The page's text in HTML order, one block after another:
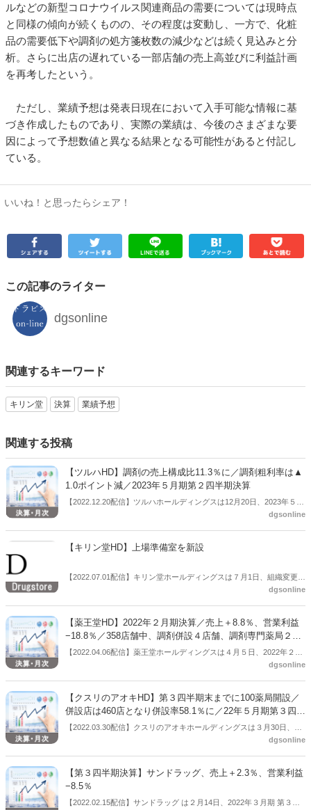
ルなどの新型コロナウイルス関連商品の需要については現時点
と同様の傾向が続くものの、その程度は変動し、一方で、化粧
品の需要低下や調剤の処方箋枚数の減少などは続く見込みと分
析。さらに出店の遅れている一部店舗の売上高並びに利益計画
を再考したという。
ただし、業績予想は発表日現在において入手可能な情報に基
づき作成したものであり、実際の業績は、今後のさまざまな要
因によって予想数値と異なる結果となる可能性があると付記し
ている。
いいね！と思ったらシェア！
この記事のライター
dgsonline
関連するキーワード
キリン堂 決算 業績予想
関連する投稿
【ツルハHD】調剤の売上構成比11.3％に／調剤粗利率は▲
1.0ポイント減／2023年５月期第２四半期決算
【2022.12.20配信】ツルハホールディングスは12月20日、2023年５月
期第２四半期の連結業績（2022年５月16日～2022年11月15日）につ
調に伸長。調剤売上は対前年同期比108.9％の546億6100万円だった。
対売上の構成比は11.3％となった。一方、薬価・調剤報酬改定により
となる38.6％となった。
dgsonline
【キリン堂HD】上場準備室を新設
【2022.07.01配信】キリン堂ホールディングスは７月1日、組織変更お
dgsonline
【薬王堂HD】2022年２月期決算／売上＋8.8％、営業利益
−18.8％／358店舗中、調剤併設４店舗、調剤専門薬局２店
舗も「調剤は堅調に推移」
【2022.04.06配信】薬王堂ホールディングスは４月５日、2022年２月
期の連結業績（2021年３月１日～2022年２月28日）を公表した。それ
は358店舗中、調剤併設４店舗、調剤専門薬局２店舗だが、調剤に関
して「堅調に推移」したとしている。
dgsonline
【クスリのアオキHD】第３四半期末までに100薬局開設／
併設店は460店となり併設率58.1％に／22年５月期第３四半
期決算
【2022.03.30配信】クスリのアオキホールディングスは３月30日、
2022年５月期第３四半期の連結業績（2021年５月21日～2022年２月
ドラッグストア併設調剤薬局を100薬局、新規に開設。ドラッグスト
ア792店舗のうち、調剤薬局併設は460店舗となった。併設率は約６割
dgsonline
【第３四半期決算】サンドラッグ、売上＋2.3％、営業利益
−8.5％
【2022.02.15配信】サンドラッグ は２月14日、2022年３月期 第３四